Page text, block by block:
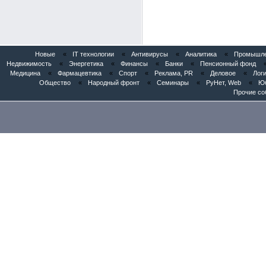
Новые « IT технологии « Антивирусы « Аналитика «
Недвижимость
« Энергетика « Финансы « Банки « Пенсионный фонд
Медицина
« Фармацевтика « Спорт « Реклама, PR « Деловое «
Общество
« Народный фронт « Семинары « РуНет, Web «
Прочие